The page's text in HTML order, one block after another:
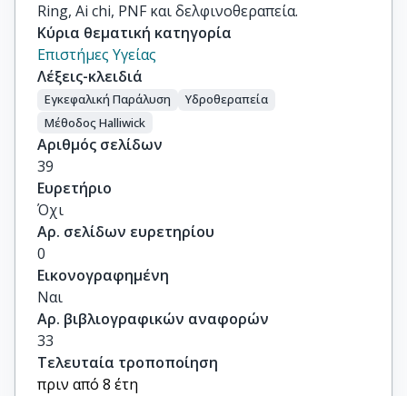
Ring, Ai chi, PNF και δελφινοθεραπεία.
Κύρια θεματική κατηγορία
Επιστήμες Υγείας
Λέξεις-κλειδιά
Εγκεφαλική Παράλυση
Υδροθεραπεία
Μέθοδος Halliwick
Αριθμός σελίδων
39
Ευρετήριο
Όχι
Αρ. σελίδων ευρετηρίου
0
Εικονογραφημένη
Ναι
Αρ. βιβλιογραφικών αναφορών
33
Τελευταία τροποποίηση
πριν από 8 έτη